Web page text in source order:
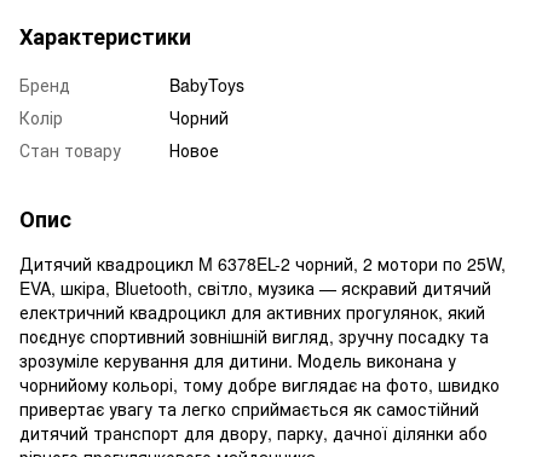
Характеристики
Бренд
BabyToys
Колір
Чорний
Стан товару
Новое
Опис
Дитячий квадроцикл M 6378EL-2 чорний, 2 мотори по 25W,
EVA, шкіра, Bluetooth, світло, музика — яскравий дитячий
електричний квадроцикл для активних прогулянок, який
поєднує спортивний зовнішній вигляд, зручну посадку та
зрозуміле керування для дитини. Модель виконана у
чорнийому кольорі, тому добре виглядає на фото, швидко
привертає увагу та легко сприймається як самостійний
дитячий транспорт для двору, парку, дачної ділянки або